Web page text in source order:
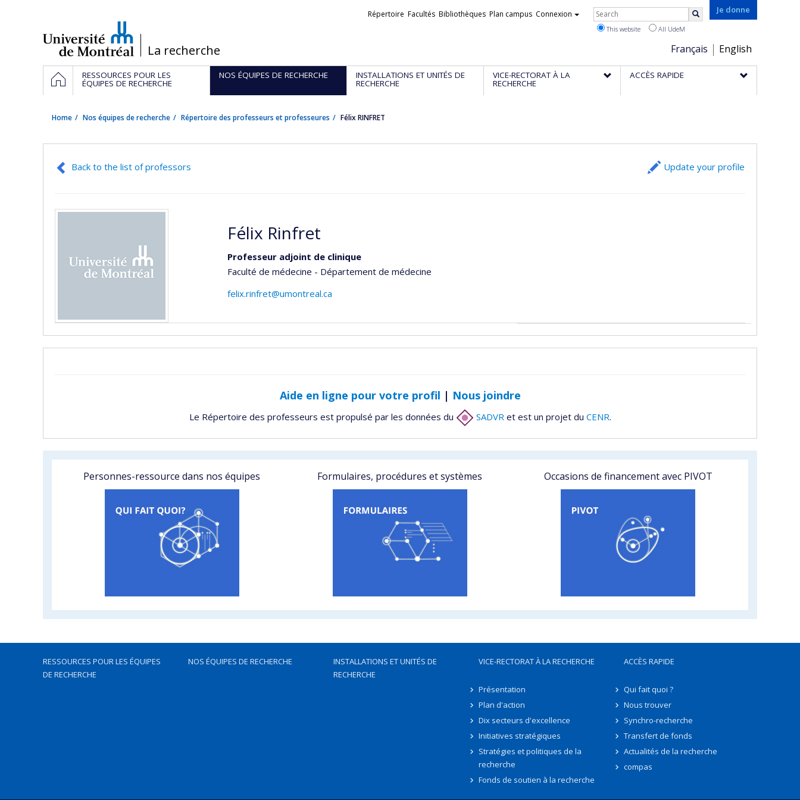
/La recherche
Je donne
Choix
de
la
Français English
Liens
Répertoire Facultés Bibliothèques Plan campus Connexion Rechercher
This website All UdeM
Navigation
principale
HOMERESSOURCES POUR LES
ÉQUIPES DE RECHERCHE
NOS ÉQUIPES DE RECHERCHE INSTALLATIONS ET UNITÉS DE
RECHERCHE
VICE-RECTORAT À LA
RECHERCHE
ACCÈS RAPIDE
Home Nos équipes de recherche Répertoire des professeurs et professeures Félix RINFRET
Back to the list of professors Update your profile
Félix Rinfret
Professeur adjoint de clinique
Faculté de médecine - Département de médecine
felix.rinfret@umontreal.ca
Aide en ligne pour votre profil | Nous joindre
Le Répertoire des professeurs est propulsé par les données du SADVR et est un projet du CENR.
Personnes-ressource dans nos équipes Formulaires, procédures et systèmes Occasions de financement avec PIVOT
RESSOURCES POUR LES ÉQUIPES
DE RECHERCHE
NOS ÉQUIPES DE RECHERCHE
INSTALLATIONS ET UNITÉS DE
RECHERCHE
VICE-RECTORAT À LA RECHERCHE
Présentation
Plan d'action
Dix secteurs d'excellence
Initiatives stratégiques
Stratégies et politiques de la
recherche
Fonds de soutien à la recherche
ACCÈS RAPIDE
Qui fait quoi ?
Nous trouver
Synchro-recherche
Transfert de fonds
Actualités de la recherche
compas